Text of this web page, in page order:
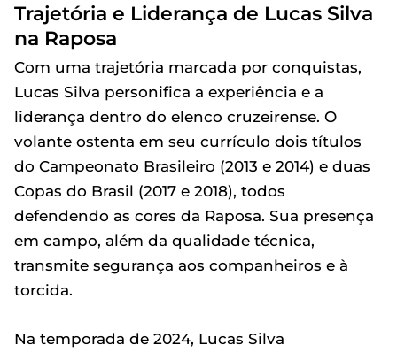
Trajetória e Liderança de Lucas Silva
na Raposa
Com uma trajetória marcada por conquistas,
Lucas Silva personifica a experiência e a
liderança dentro do elenco cruzeirense. O
volante ostenta em seu currículo dois títulos
do Campeonato Brasileiro (2013 e 2014) e duas
Copas do Brasil (2017 e 2018), todos
defendendo as cores da Raposa. Sua presença
em campo, além da qualidade técnica,
transmite segurança aos companheiros e à
torcida.
Na temporada de 2024, Lucas Silva